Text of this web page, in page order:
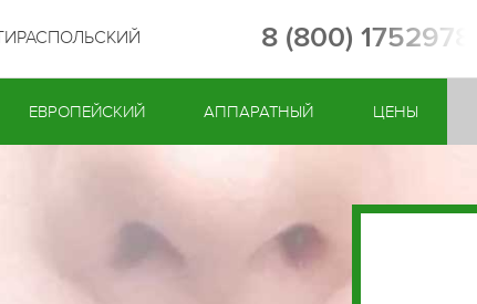
8 (800) 1752978
ЕВРОПЕЙСКИЙ АППАРАТНЫЙ ЦЕНЫ